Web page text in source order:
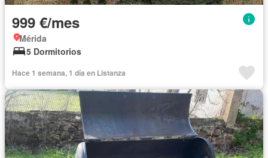
999 €/mes
Mérida
5 Dormitorios
Hace 1 semana, 1 día en Listanza